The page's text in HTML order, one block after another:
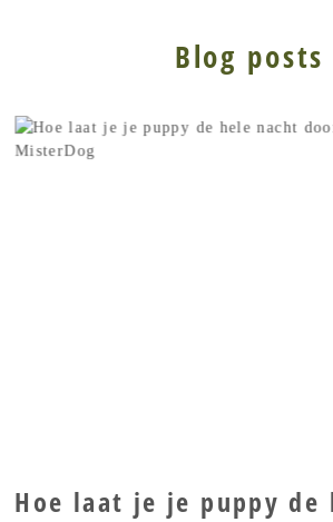
Blog posts
Hoe laat je je puppy de